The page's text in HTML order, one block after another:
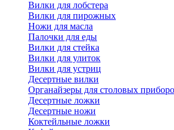
Вилки для лобстера
Вилки для пирожных
Ножи для масла
Палочки для еды
Вилки для стейка
Вилки для улиток
Вилки для устриц
Десертные вилки
Органайзеры для столовых
Десертные ложки
Десертные ножи
Коктейльные ложки